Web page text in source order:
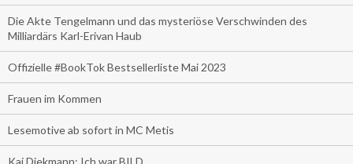
Die Akte Tengelmann und das mysteriöse Verschwinden des
Milliardärs Karl-Erivan Haub
Offizielle #BookTok Bestsellerliste Mai 2023
Frauen im Kommen
Lesemotive ab sofort in MC Metis